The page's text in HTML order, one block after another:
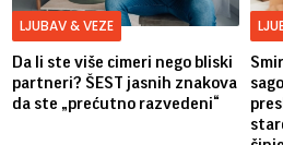
LJUBAV & VEZE
Da li ste više cimeri nego bliski
partneri? ŠEST jasnih znakova
da ste „prećutno razvedeni“